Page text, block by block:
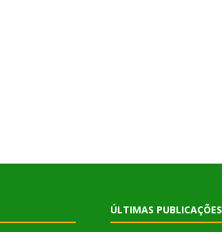
ÚLTIMAS PUBLICAÇÕES